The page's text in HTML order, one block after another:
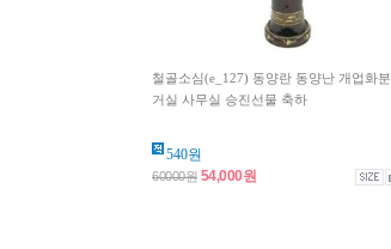
철골소심(e_127) 동양란 동양난 개업화분
거실 사무실 승진선물 축하
540원
60000원 54,000원